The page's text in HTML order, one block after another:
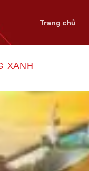
Trang chủ
XANH